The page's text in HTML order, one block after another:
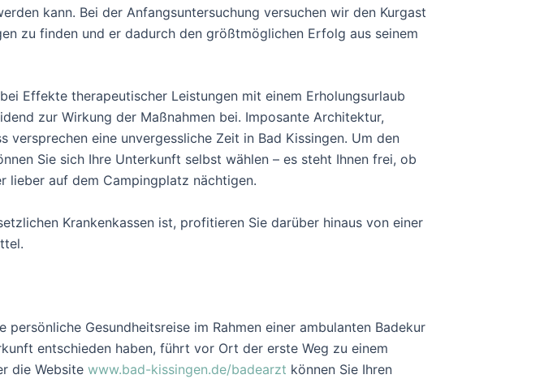
kann. Bei der Anfangsuntersuchung versuchen wir den Kurgast
zu finden und er dadurch den größtmöglichen Erfolg aus seinem
Effekte therapeutischer Leistungen mit einem Erholungsurlaub
zur Wirkung der Maßnahmen bei. Imposante Architektur,
eine unvergessliche Zeit in Bad Kissingen. Um den
Sie sich Ihre Unterkunft selbst wählen – es steht Ihnen frei, ob
lieber auf dem Campingplatz nächtigen.
Krankenkassen ist, profitieren Sie darüber hinaus von einer
Gesundheitsreise im Rahmen einer ambulanten Badekur
entschieden haben, führt vor Ort der erste Weg zu einem
die Website www.bad-kissingen.de/badearzt können Sie Ihren